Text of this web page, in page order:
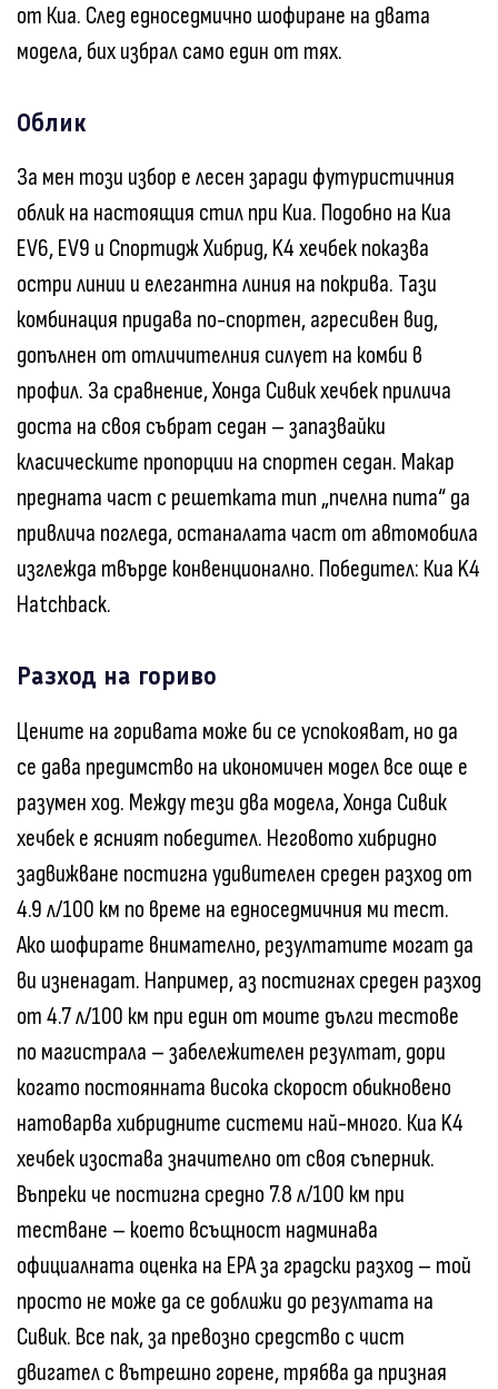
от Киа. След едноседмично шофиране на двата
модела, бих избрал само един от тях.
Облик
За мен този избор е лесен заради футуристичния
облик на настоящия стил при Киа. Подобно на Киа
EV6, EV9 и Спортидж Хибрид, K4 хечбек показва
остри линии и елегантна линия на покрива. Тази
комбинация придава по-спортен, агресивен вид,
допълнен от отличителния силует на комби в
профил. За сравнение, Хонда Сивик хечбек прилича
доста на своя събрат седан – запазвайки
класическите пропорции на спортен седан. Макар
предната част с решетката тип „пчелна пита“ да
привлича погледа, останалата част от автомобила
изглежда твърде конвенционално. Победител: Киа K4
Hatchback.
Разход на гориво
Цените на горивата може би се успокояват, но да
се дава предимство на икономичен модел все още е
разумен ход. Между тези два модела, Хонда Сивик
хечбек е ясният победител. Неговото хибридно
задвижване постигна удивителен среден разход от
4.9 л/100 км по време на едноседмичния ми тест.
Ако шофирате внимателно, резултатите могат да
ви изненадат. Например, аз постигнах среден разход
от 4.7 л/100 км при един от моите дълги тестове
по магистрала – забележителен резултат, дори
когато постоянната висока скорост обикновено
натоварва хибридните системи най-много. Киа K4
хечбек изостава значително от своя съперник.
Въпреки че постигна средно 7.8 л/100 км при
тестване – което всъщност надминава
официалната оценка на EPA за градски разход – той
просто не може да се доближи до резултата на
Сивик. Все пак, за превозно средство с чист
двигател с вътрешно горене, трябва да призная